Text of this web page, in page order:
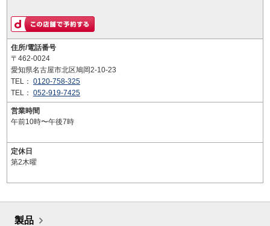
住所/電話番号
〒462-0024
愛知県名古屋市北区鳩岡2-10-23
TEL： 0120-758-325
TEL： 052-919-7425
営業時間
午前10時〜午後7時
定休日
第2木曜
製品